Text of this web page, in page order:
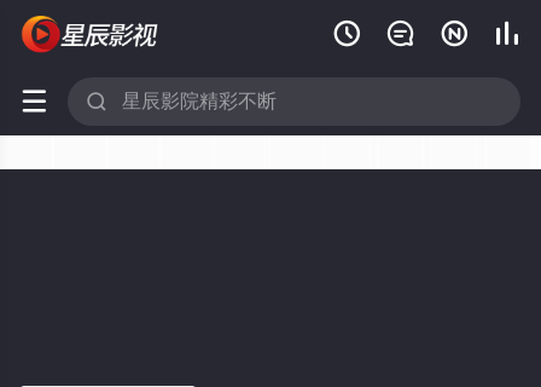
   
 